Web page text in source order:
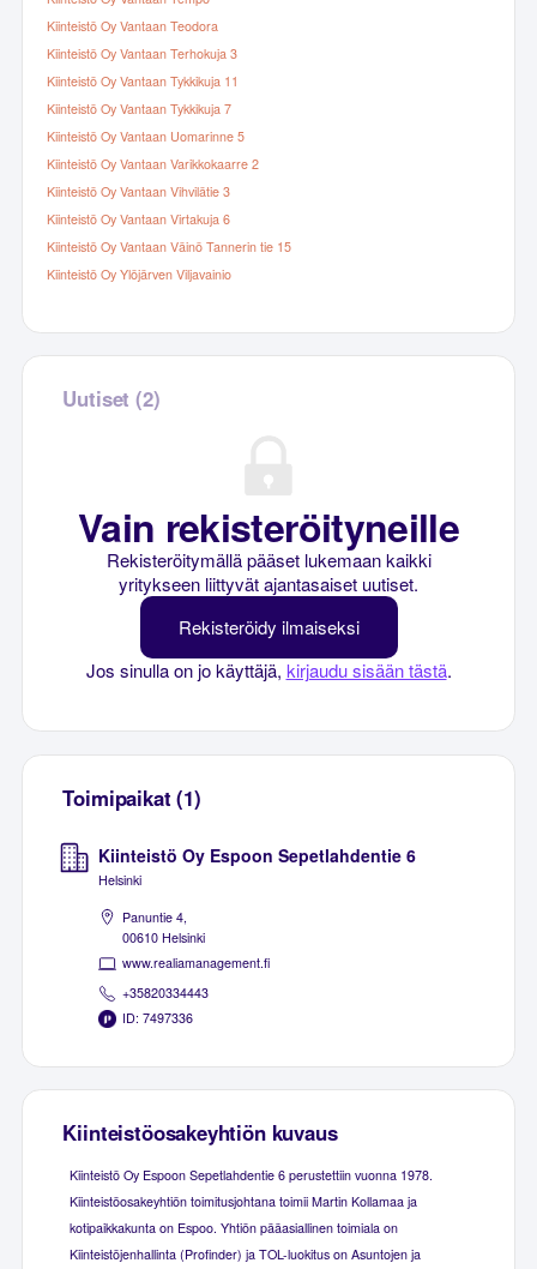
Kiinteistö Oy Vantaan Teodora
Kiinteistö Oy Vantaan Terhokuja 3
Kiinteistö Oy Vantaan Tykkikuja 11
Kiinteistö Oy Vantaan Tykkikuja 7
Kiinteistö Oy Vantaan Uomarinne 5
Kiinteistö Oy Vantaan Varikkokaarre 2
Kiinteistö Oy Vantaan Vihvilätie 3
Kiinteistö Oy Vantaan Virtakuja 6
Kiinteistö Oy Vantaan Väinö Tannerin tie 15
Kiinteistö Oy Ylöjärven Viljavainio
Uutiset (2)
Vain rekisteröityneille
Rekisteröitymällä pääset lukemaan kaikki
yritykseen liittyvät ajantasaiset uutiset.
Rekisteröidy ilmaiseksi
Jos sinulla on jo käyttäjä, kirjaudu sisään tästä.
Toimipaikat (1)
Kiinteistö Oy Espoon Sepetlahdentie 6
Helsinki
Panuntie 4,
00610 Helsinki
www.realiamanagement.fi
+35820334443
ID: 7497336
Kiinteistöosakeyhtiön kuvaus
Kiinteistö Oy Espoon Sepetlahdentie 6 perustettiin vuonna 1978.
Kiinteistöosakeyhtiön toimitusjohtana toimii Martin Kollamaa ja
kotipaikkakunta on Espoo. Yhtiön pääasiallinen toimiala on
Kiinteistöjenhallinta (Profinder) ja TOL-luokitus on Asuntojen ja